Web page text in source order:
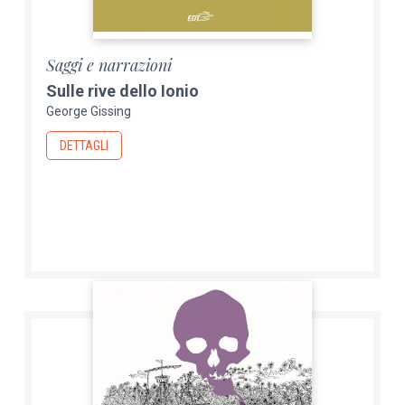
Saggi e narrazioni
Sulle rive dello Ionio
George Gissing
DETTAGLI